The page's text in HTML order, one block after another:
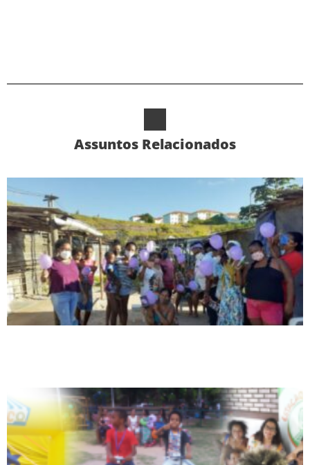
Assuntos Relacionados